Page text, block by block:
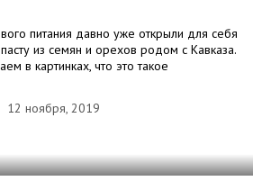
питания давно уже открыли для себя
из семян и орехов родом с Кавказа.
в картинках, что это такое
12 ноября, 2019